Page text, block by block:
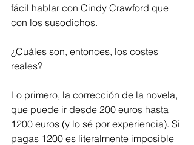
fácil hablar con Cindy Crawford que
con los susodichos.
¿Cuáles son, entonces, los costes
reales?
Lo primero, la corrección de la novela,
que puede ir desde 200 euros hasta
1200 euros (y lo sé por experiencia). Si
pagas 1200 es literalmente imposible